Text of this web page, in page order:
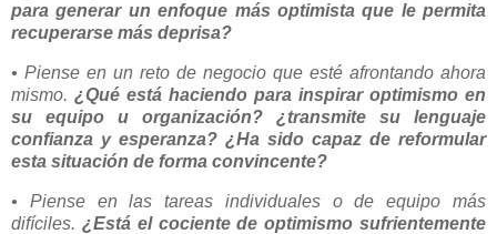
para generar un enfoque más optimista que le permita
recuperarse más deprisa?
• Piense en un reto de negocio que esté afrontando ahora
mismo. ¿Qué está haciendo para inspirar optimismo en
su equipo u organización? ¿transmite su lenguaje
confianza y esperanza? ¿Ha sido capaz de reformular
esta situación de forma convincente?
• Piense en las tareas individuales o de equipo más
difíciles. ¿Está el cociente de optimismo sufrientemente